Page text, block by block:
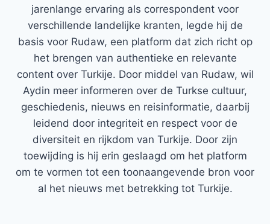
jarenlange ervaring als correspondent voor
verschillende landelijke kranten, legde hij de
basis voor Rudaw, een platform dat zich richt op
het brengen van authentieke en relevante
content over Turkije. Door middel van Rudaw, wil
Aydin meer informeren over de Turkse cultuur,
geschiedenis, nieuws en reisinformatie, daarbij
leidend door integriteit en respect voor de
diversiteit en rijkdom van Turkije. Door zijn
toewijding is hij erin geslaagd om het platform
om te vormen tot een toonaangevende bron voor
al het nieuws met betrekking tot Turkije.